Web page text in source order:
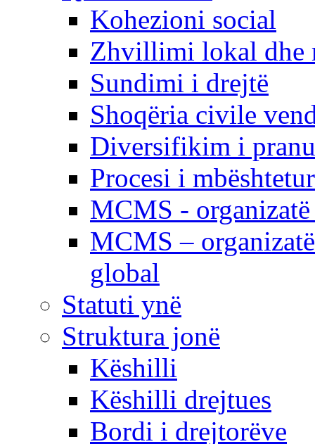
Kohezioni social
Zhvillimi lokal dhe
Sundimi i drejtë
Shoqëria civile
Diversifikim i
Procesi i
MCMS -
MCMS –
global
Statuti ynë
Struktura jonë
Këshilli
Këshilli drejtues
Bordi i drejtorëve